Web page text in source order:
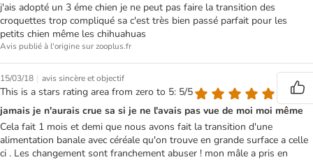
j'ais adopté un 3 éme chien je ne peut pas faire la transition des
croquettes trop compliqué sa c'est très bien passé parfait pour les
petits chien même les chihuahuas
Avis publié à l'origine sur zooplus.fr
15/03/18 | avis sincère et objectif
This is a stars rating area from zero to 5: 5/5
jamais je n'aurais crue sa si je ne l'avais pas vue de moi moi même
Cela fait 1 mois et demi que nous avons fait la transition d'une
alimentation banale avec céréale qu'on trouve en grande surface a celle
ci . Les changement sont franchement abuser ! mon mâle a pris en